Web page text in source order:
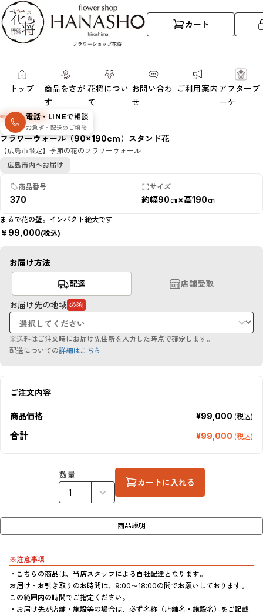
カート
トップ
商品をさが
す
花将につい
て
お問い合わ
せ
ご利用案内 アフターブ
ーケ
フラワーウォール（90×190cm）スタンド花
【広島市限定】季節の花のフラワーウォール
広島市内へお届け
商品番号
370
サイズ
約幅90㎝×高190㎝
まるで花の壁。インパクト絶大です
￥ 99,000(税込)
お届け方法
配達 店舗受取
お届け先の地域 必須
（必
須
項
目）
※送料はご注文時にお届け先住所を入力した時点で確定します。
配送についての詳細はこちら
ご注文内容
商品価格 ¥99,000 (税込)
合計 ¥99,000 (税込)
数量
カートに入れる
商品説明
※注意事項
・こちらの商品は、当店スタッフによる自社配達となります。
お届け・お引き取りのお時間は、9:00〜18:00の間でお願いしております。
この範囲内の時間でご指定ください。
・お届け先が店舗・施設等の場合は、必ず名称（店舗名・施設名）をご記載
電話・LINEで相談
お急ぎ・配送のご相談